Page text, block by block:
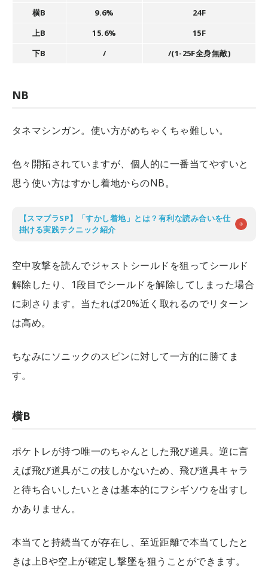
横B
9.6%
24F
上B
15.6%
15F
下B
/ /(1-25F全身無敵)
NB
タネマシンガン。使い方がめちゃくちゃ難しい。
色々開拓されていますが、個人的に一番当てやすいと
思う使い方はすかし着地からのNB。
【スマブラSP】「すかし着地」とは？有利な読み合いを仕
掛ける実践テクニック紹介
空中攻撃を読んでジャストシールドを狙ってシールド
解除したり、1段目でシールドを解除してしまった場合
に刺さります。当たれば20%近く取れるのでリターン
は高め。
ちなみにソニックのスピンに対して一方的に勝てま
す。
横B
ポケトレが持つ唯一のちゃんとした飛び道具。逆に言
えば飛び道具がこの技しかないため、飛び道具キャラ
と待ち合いしたいときは基本的にフシギソウを出すし
かありません。
本当てと持続当てが存在し、至近距離で本当てしたと
きは上Bや空上が確定し撃墜を狙うことができます。